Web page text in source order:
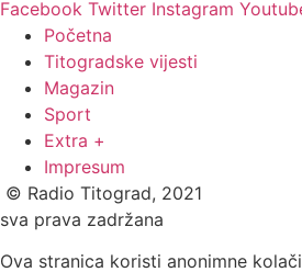
Facebook Twitter Instagram
Početna
Titogradske vijesti
Magazin
Sport
Extra +
Impresum
© Radio Titograd, 2021
sva prava zadržana
Ova stranica koristi anonimne